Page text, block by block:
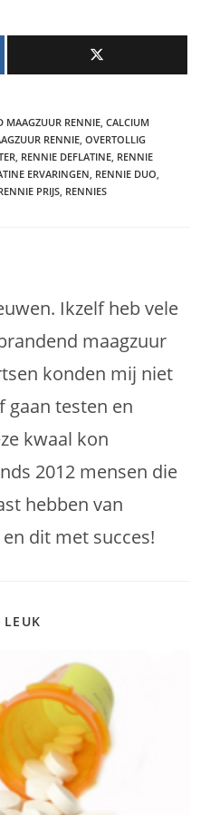
MAAGZUUR RENNIE CALCIUM
RENNIE OVERTOLLIG
RENNIE DEFLATINE RENNIE
ERVARINGEN RENNIE DUO
PRIJS RENNIES
Ikzelf heb vele
maagzuur
konden mij niet
gaan testen en
kwaal kon
2012 mensen die
hebben van
dit met succes!